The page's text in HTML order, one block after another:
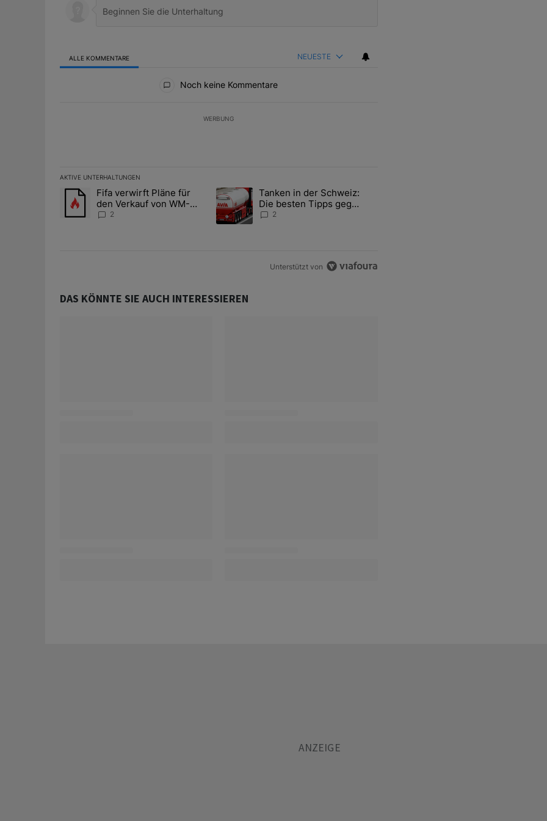
ALLE KOMMENTARE NEUESTE
Noch keine Kommentare
WERBUNG
AKTIVE UNTERHALTUNGEN
Das Folgende ist eine Liste der am meisten kommentierten Artikel der letzten 7 days.
Ein Trendartikel mit dem Titel "Fifa verwirft Pläne für den Verkauf von WM-Anteilen" mit 2 kommentare.
Fifa verwirft Pläne für
den Verkauf von WM-
Anteilen
2
Ein Trendartikel mit dem Titel "Tanken in der Schweiz: Die besten Tipps gegen
Tanken in der Schweiz:
Die besten Tipps gegen
teuren Sprit
2
Unterstützt von
DAS KÖNNTE SIE AUCH INTERESSIEREN